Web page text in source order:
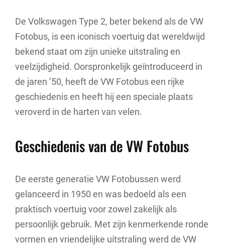
De Volkswagen Type 2, beter bekend als de VW
Fotobus, is een iconisch voertuig dat wereldwijd
bekend staat om zijn unieke uitstraling en
veelzijdigheid. Oorspronkelijk geïntroduceerd in
de jaren ’50, heeft de VW Fotobus een rijke
geschiedenis en heeft hij een speciale plaats
veroverd in de harten van velen.
Geschiedenis van de VW Fotobus
De eerste generatie VW Fotobussen werd
gelanceerd in 1950 en was bedoeld als een
praktisch voertuig voor zowel zakelijk als
persoonlijk gebruik. Met zijn kenmerkende ronde
vormen en vriendelijke uitstraling werd de VW